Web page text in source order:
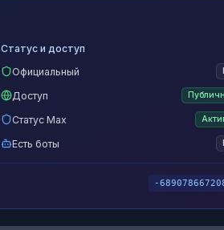
Статус и доступ
Официальный
Доступ
Статус Max
Есть боты
-